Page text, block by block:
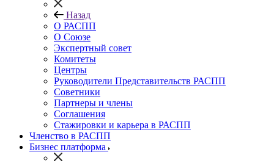
Назад
О РАСПП
О Союзе
Экспертный совет
Комитеты
Центры
Руководители Представительств РАСПП
Советники
Партнеры и члены
Соглашения
Стажировки и карьера в РАСПП
Членство в РАСПП
Бизнес платформа